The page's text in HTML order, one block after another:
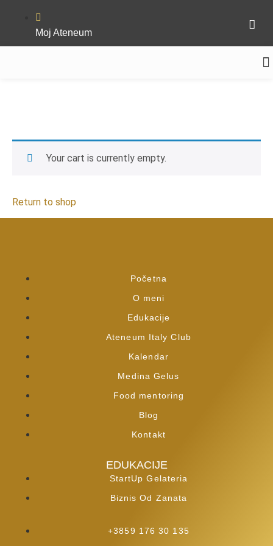
Moj Ateneum
Your cart is currently empty.
Return to shop
Početna
O meni
Edukacije
Ateneum Italy Club
Kalendar
Medina Gelus
Food mentoring
Blog
Kontakt
EDUKACIJE
StartUp Gelateria
Biznis Od Zanata
+3859 176 30 135